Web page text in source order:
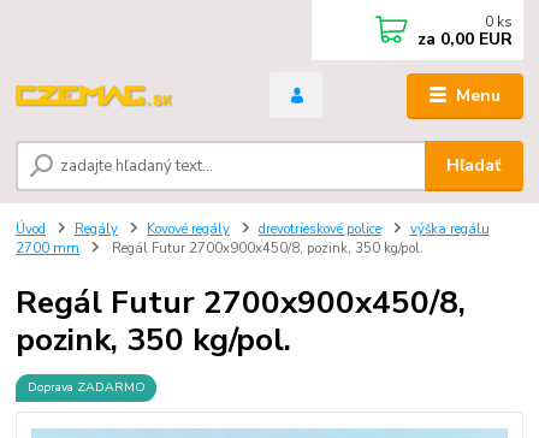
Menu
Hľadať
0 ks
za 0,00 EUR
Úvod Regály Kovové regály drevotrieskové police
výška regálu
2700 mm
Regál Futur 2700x900x450/8, pozink, 350 kg/pol.
Regál Futur 2700x900x450/8,
pozink, 350 kg/pol.
Doprava ZADARMO